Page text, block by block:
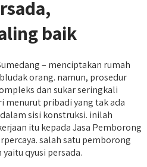
baik
– menciptakan rumah
orang. namun, prosedur
dan sukar seringkali
pribadi yang tak ada
sisi konstruksi. inilah
itu kepada Jasa Pemborong
salah satu pemborong
qyusi persada.